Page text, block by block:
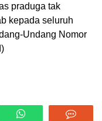
praduga tak
kepada seluruh
Undang Nomor